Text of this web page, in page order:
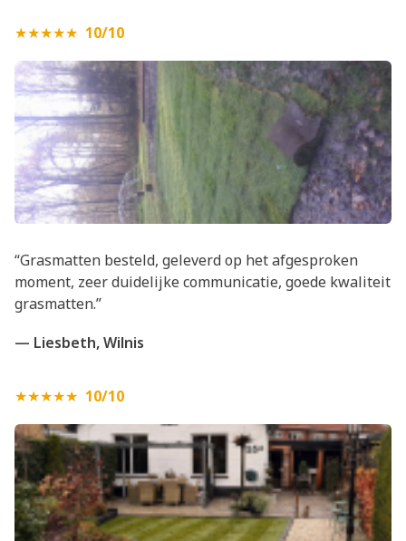
★★★★★ 10/10
“Grasmatten besteld, geleverd op het afgesproken
moment, zeer duidelijke communicatie, goede kwaliteit
grasmatten.”
— Liesbeth, Wilnis
★★★★★ 10/10